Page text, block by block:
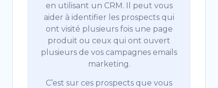
en utilisant un CRM. Il peut vous
aider à identifier les prospects qui
ont visité plusieurs fois une page
produit ou ceux qui ont ouvert
plusieurs de vos campagnes emails
marketing.
C’est sur ces prospects que vous